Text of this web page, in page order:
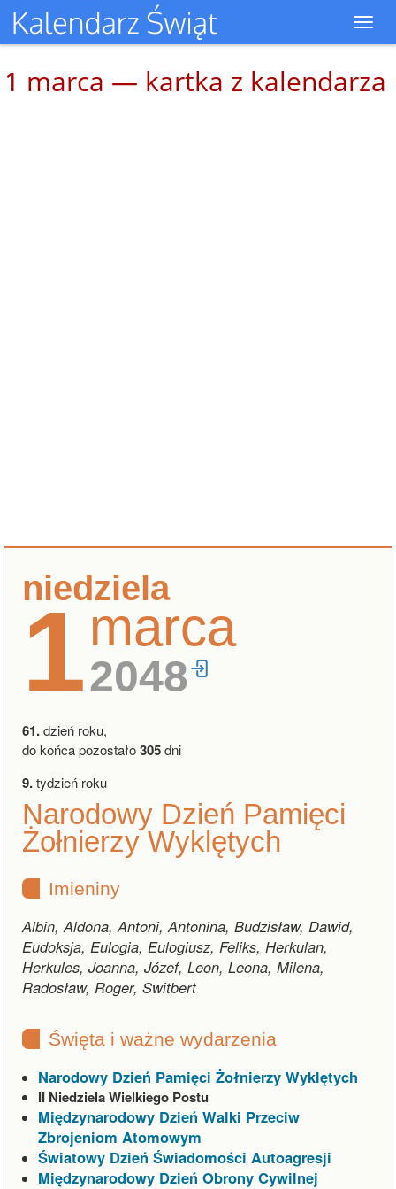
1 marca — kartka z kalendarza
niedziela
1marca
2048
61.dzień roku,
do końca pozostało305dni
9.tydzień roku
Narodowy Dzień Pamięci
Żołnierzy Wyklętych
Imieniny
Albin, Aldona, Antoni, Antonina, Budzisław, Dawid,
Eudoksja, Eulogia, Eulogiusz, Feliks, Herkulan,
Herkules, Joanna, Józef, Leon, Leona, Milena,
Radosław, Roger, Switbert
Święta i ważne wydarzenia
Narodowy Dzień Pamięci Żołnierzy Wyklętych
II Niedziela Wielkiego Postu
Międzynarodowy Dzień Walki Przeciw
Zbrojeniom Atomowym
Światowy Dzień Świadomości Autoagresji
Międzynarodowy Dzień Obrony Cywilnej